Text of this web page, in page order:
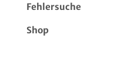
Fehlersuche
Shop